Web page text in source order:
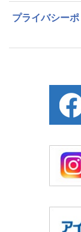
プライバシー